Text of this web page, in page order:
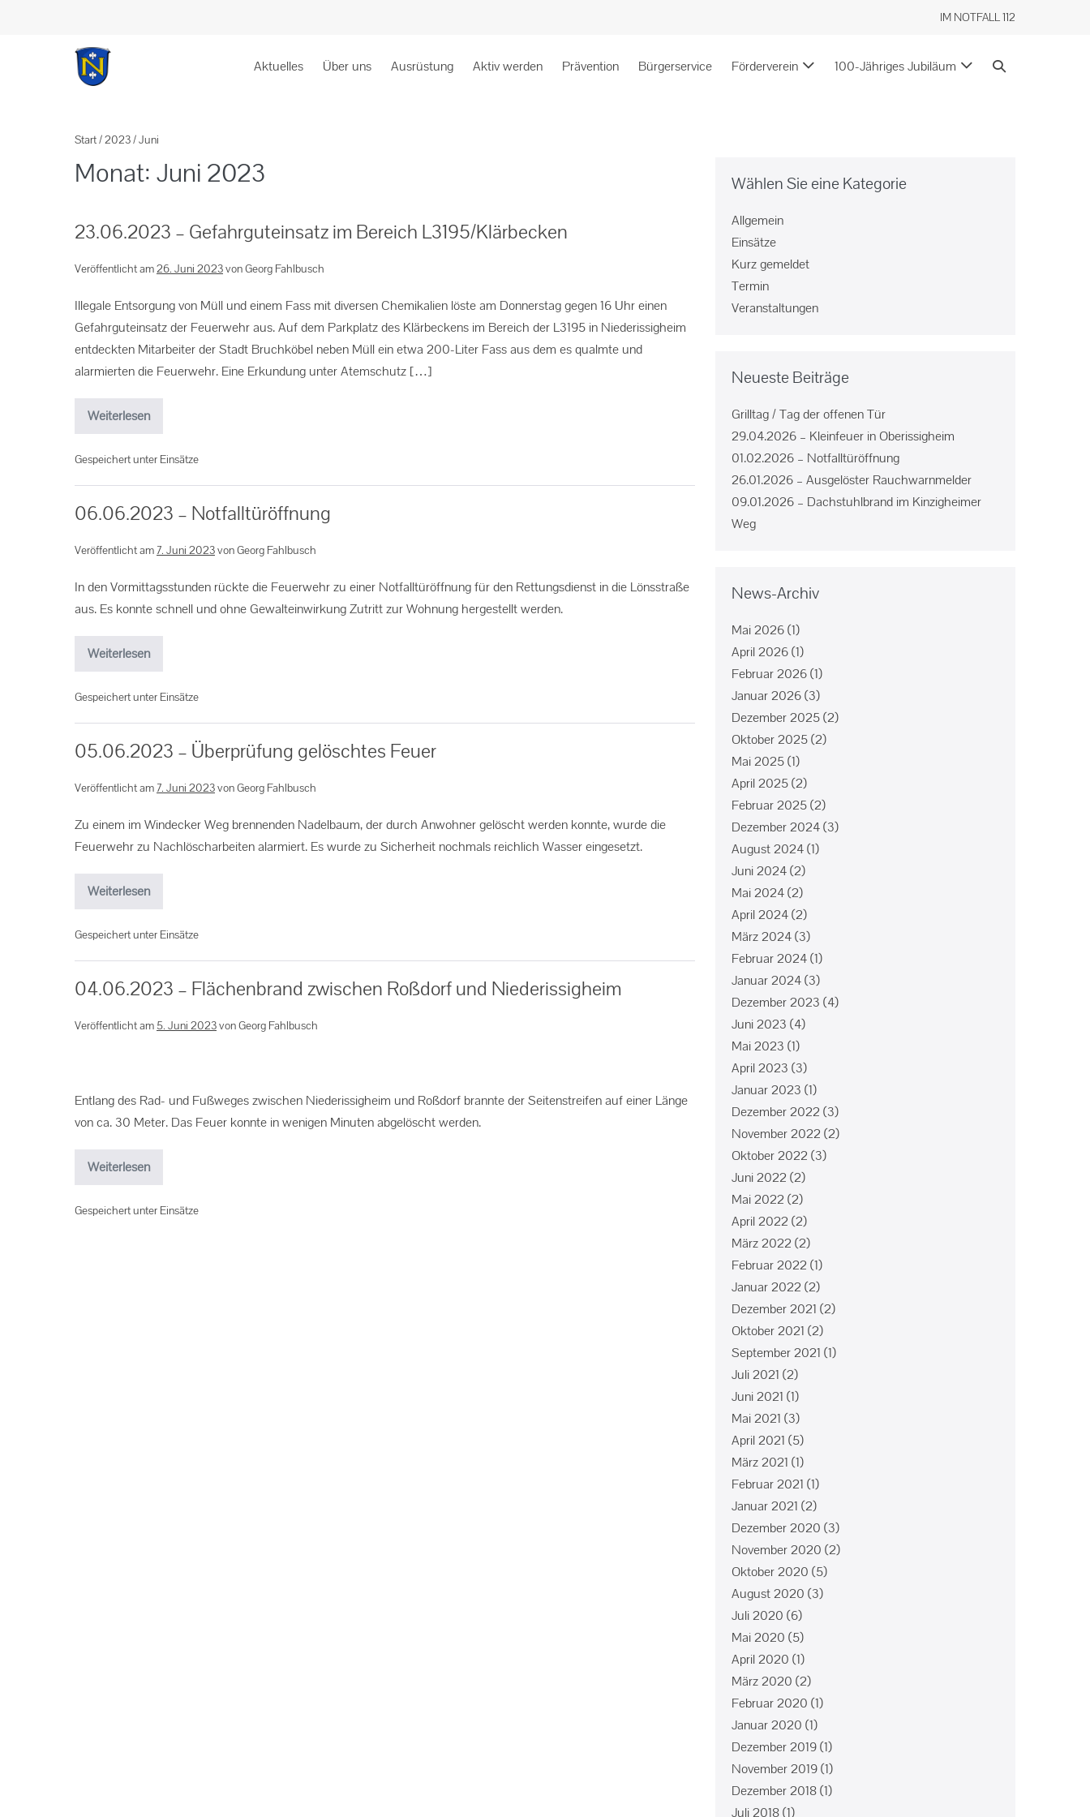
IM NOTFALL 112
Aktuelles Über uns Ausrüstung Aktiv werden Prävention Bürgerservice Förderverein 100-Jähriges Jubiläum
Start/2023/Juni
Monat: Juni 2023
23.06.2023 – Gefahrguteinsatz im Bereich L3195/Klärbecken
Veröffentlicht am26. Juni 2023vonGeorg Fahlbusch
Illegale Entsorgung von Müll und einem Fass mit diversen Chemikalien löste am Donnerstag gegen 16 Uhr einen
Gefahrguteinsatz der Feuerwehr aus. Auf dem Parkplatz des Klärbeckens im Bereich der L3195 in Niederissigheim
entdeckten Mitarbeiter der Stadt Bruchköbel neben Müll ein etwa 200-Liter Fass aus dem es qualmte und
alarmierten die Feuerwehr. Eine Erkundung unter Atemschutz […]
Weiterlesen
Gespeichert unter Einsätze
06.06.2023 – Notfalltüröffnung
Veröffentlicht am 7. Juni 2023vonGeorg Fahlbusch
In den Vormittagsstunden rückte die Feuerwehr zu einer Notfalltüröffnung für den Rettungsdienst in die Lönsstraße
aus. Es konnte schnell und ohne Gewalteinwirkung Zutritt zur Wohnung hergestellt werden.
Weiterlesen
Gespeichert unter Einsätze
05.06.2023 – Überprüfung gelöschtes Feuer
Veröffentlicht am 7. Juni 2023vonGeorg Fahlbusch
Zu einem im Windecker Weg brennenden Nadelbaum, der durch Anwohner gelöscht werden konnte, wurde die
Feuerwehr zu Nachlöscharbeiten alarmiert. Es wurde zu Sicherheit nochmals reichlich Wasser eingesetzt.
Weiterlesen
Gespeichert unter Einsätze
04.06.2023 – Flächenbrand zwischen Roßdorf und Niederissigheim
Veröffentlicht am 5. Juni 2023vonGeorg Fahlbusch
Entlang des Rad- und Fußweges zwischen Niederissigheim und Roßdorf brannte der Seitenstreifen auf einer Länge
von ca. 30 Meter. Das Feuer konnte in wenigen Minuten abgelöscht werden.
Weiterlesen
Gespeichert unter Einsätze
Wählen Sie eine Kategorie
Allgemein
Einsätze
Kurz gemeldet
Termin
Veranstaltungen
Neueste Beiträge
Grilltag / Tag der offenen Tür
29.04.2026 – Kleinfeuer in Oberissigheim
01.02.2026 – Notfalltüröffnung
26.01.2026 – Ausgelöster Rauchwarnmelder
09.01.2026 – Dachstuhlbrand im Kinzigheimer
Weg
News-Archiv
Mai 2026(1)
April 2026(1)
Februar 2026(1)
Januar 2026(3)
Dezember 2025(2)
Oktober 2025(2)
Mai 2025(1)
April 2025(2)
Februar 2025(2)
Dezember 2024(3)
August 2024(1)
Juni 2024(2)
Mai 2024(2)
April 2024(2)
März 2024(3)
Februar 2024(1)
Januar 2024(3)
Dezember 2023 (4)
Juni 2023 (4)
Mai 2023 (1)
April 2023 (3)
Januar 2023 (1)
Dezember 2022 (3)
November 2022 (2)
Oktober 2022 (3)
Juni 2022 (2)
Mai 2022 (2)
April 2022 (2)
März 2022 (2)
Februar 2022 (1)
Januar 2022 (2)
Dezember 2021 (2)
Oktober 2021 (2)
September 2021 (1)
Juli 2021 (2)
Juni 2021 (1)
Mai 2021 (3)
April 2021 (5)
März 2021 (1)
Februar 2021 (1)
Januar 2021 (2)
Dezember 2020 (3)
November 2020 (2)
Oktober 2020 (5)
August 2020 (3)
Juli 2020 (6)
Mai 2020 (5)
April 2020 (1)
März 2020 (2)
Februar 2020 (1)
Januar 2020 (1)
Dezember 2019(1)
November 2019(1)
Dezember 2018(1)
Juli 2018(1)